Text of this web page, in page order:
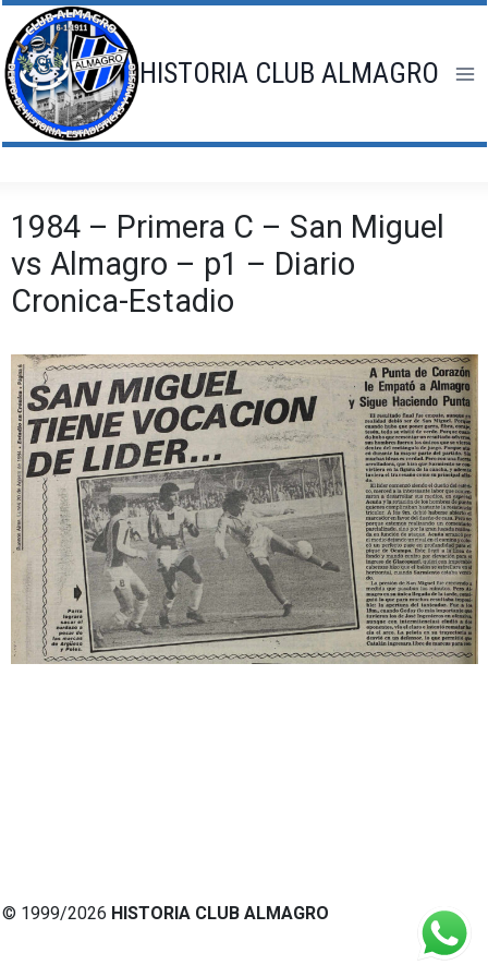
Saltar
al
contenido
HISTORIA CLUB ALMAGRO
1984 – Primera C – San Miguel
vs Almagro – p1 – Diario
Cronica-Estadio
© 1999/2026 HISTORIA CLUB ALMAGRO